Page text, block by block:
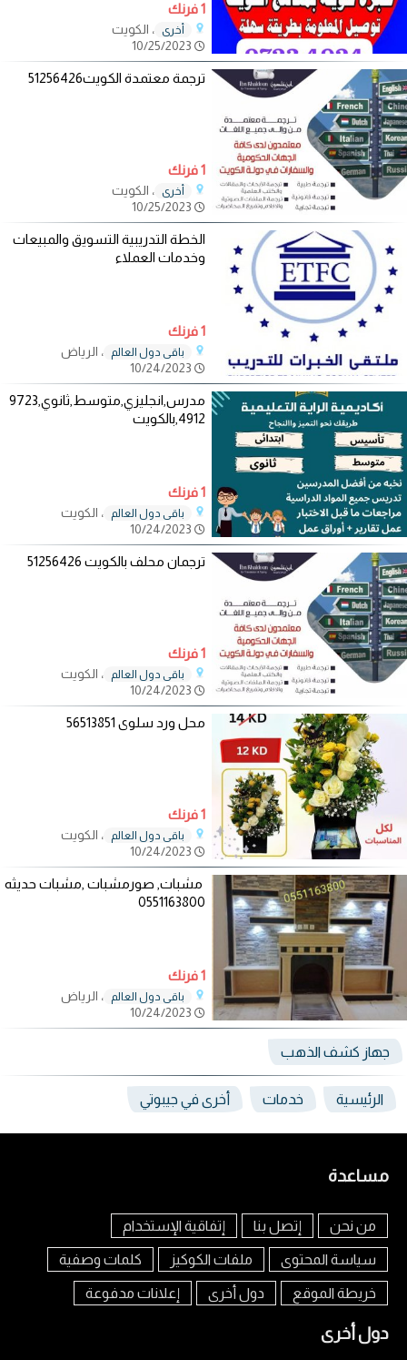
1 فرنك
أخرى
، الكويت
ترجمة معتمدة الكويت51256426
1 فرنك
أخرى
، الكويت
الخطة التدريبية التسويق والمبيعات
وخدمات العملاء
1 فرنك
باقي دول العالم
، الرياض
مدرس,انجليزي,متوسط,ثانوي,9723
4912,بالكويت
1 فرنك
باقي دول العالم
، الكويت
ترجمان محلف بالكويت 51256426
1 فرنك
باقي دول العالم
، الكويت
محل ورد سلوى 56513851
1 فرنك
باقي دول العالم
، الكويت
مشبات, صورمشبات ,مشبات حديثه
0551163800
1 فرنك
باقي دول العالم
، الرياض
جهاز كشف الذهب
الرئيسية خدمات أخرى في جيبوتي
مساعدة
من نحن إتصل بنا إتفاقية الإستخدام
سياسة المحتوى ملفات الكوكيز كلمات وصفية
خريطة الموقع دول أخرى إعلانات مدفوعة
دول أخرى